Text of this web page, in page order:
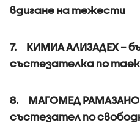
вдигане на тежести
7. КИМИА АЛИЗАДЕХ –
състезателка по
8. МАГОМЕД
състезател по